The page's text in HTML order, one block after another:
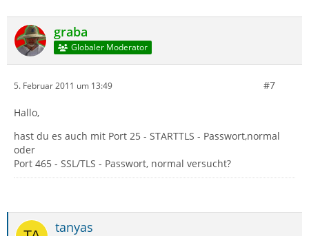
graba
Globaler Moderator
5. Februar 2011 um 13:49 #7
Hallo,
hast du es auch mit Port 25 - STARTTLS - Passwort,normal
oder
Port 465 - SSL/TLS - Passwort, normal versucht?
tanyas